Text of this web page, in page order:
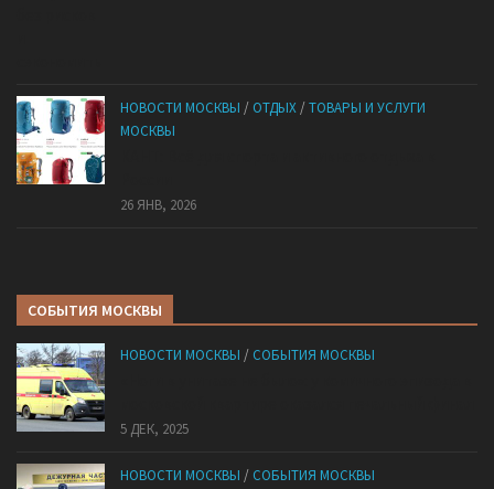
НОВОСТИ МОСКВЫ / ОТДЫХ /ТОВАРЫ И УСЛУГИ
МОСКВЫ
26 ЯНВ, 2026
СОБЫТИЯ МОСКВЫ
НОВОСТИ МОСКВЫ / СОБЫТИЯ МОСКВЫ
5 ДЕК, 2025
НОВОСТИ МОСКВЫ / СОБЫТИЯ МОСКВЫ